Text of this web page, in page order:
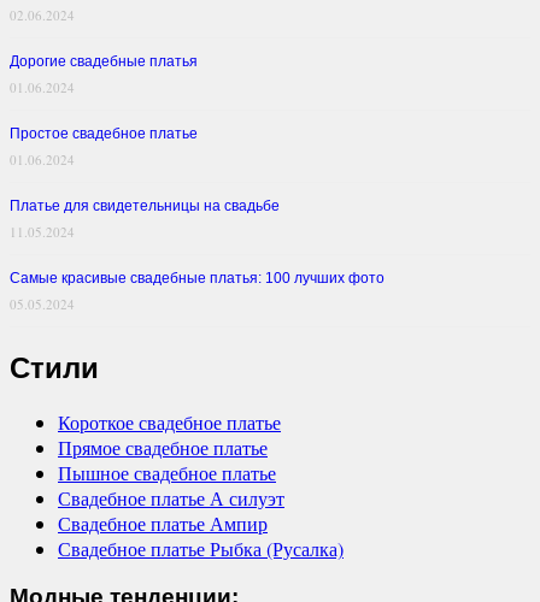
02.06.2024
Дорогие свадебные платья
01.06.2024
Простое свадебное платье
01.06.2024
Платье для свидетельницы на свадьбе
11.05.2024
Самые красивые свадебные платья: 100 лучших фото
05.05.2024
Стили
Короткое свадебное платье
Прямое свадебное платье
Пышное свадебное платье
Свадебное платье А силуэт
Свадебное платье Ампир
Свадебное платье Рыбка (Русалка)
Модные тенденции: